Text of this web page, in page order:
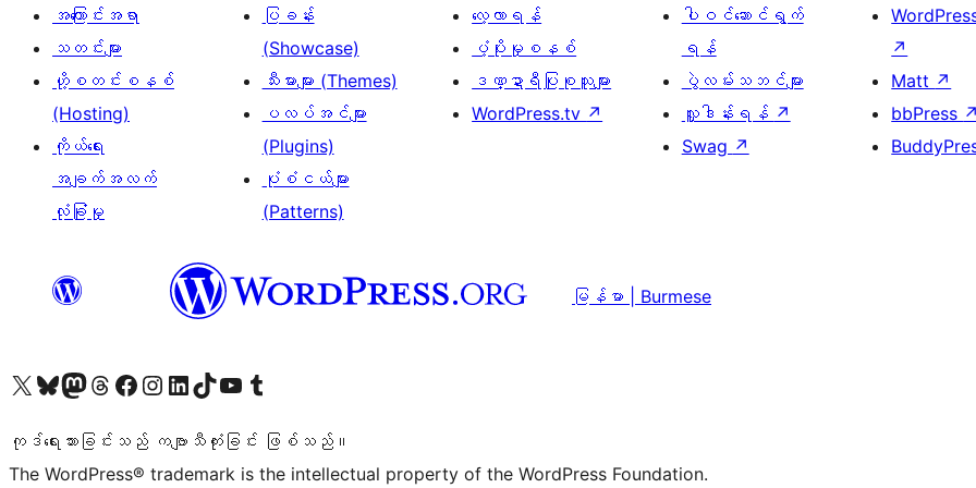
အကြောင်းအရာ
သတင်းများ
ဟို့စတင်းစနစ်
(Hosting)
ကိုယ်ရေး
အချက်အလက်
လုံခြုံမှု
ပြခန်း
(Showcase)
သီးမားများ (Themes)
ပလပ်အင်များ
(Plugins)
ပုံစံငယ်များ
(Patterns)
လေ့လာရန်
ပံ့ပိုးမှုစနစ်
ဒဏ္ဍာရီပြုစုသူများ
WordPress.tv ↗
ပါဝင်ဆောင်ရွက်
ရန်
ပွဲလမ်းသဘင်များ
လှူဒါန်းရန် ↗
Swag ↗
↗
Matt ↗
bbPress ↗
မြန်မာ | Burmese
ကျွန်ုပ်တို့၏ X (ယခင် Twitter) အကောင့်သို့ သွားရောက်ကြည့်ရှုပါကျွန်ုပ်တို့၏ Bluesky အကောင့်သို့ ဝင်ရောက်ကြည့်ရှုရန်
ကျွန်ုပ်တို့၏ Mastodon အကောင့်သို့ သွားရောက်ကြည့်ရှုပါကျွန်ုပ်တို့၏ Threads အကောင့်သို့ ဝင်ရောက်ကြည့်ရှုရန်
ကျွန်ုပ်တို့၏ Facebook စာမျက်နှာသို့ သွားရောက်ကြည့်ရှုပါကျွန်ုပ်တို့၏ Instagram အကောင့်သို့ သွားရောက်ကြည့်ရှုပါ ကျွန်ုပ်တို့၏ LinkedIn အကောင့်သို့ သွားရောက်ကြည့်ရှုပါကျွန်ုပ်တို့၏ TikTok အကောင့်သို့ ဝင်ရောက်ကြည့်ရှုရန်
ကျွန်ုပ်တို့၏ YouTube ချန်နယ်သို့ သွားရောက်ကြည့်ရှုပါ ကျွန်ုပ်တို့၏ Tumblr အကောင့်သို့ ဝင်ရောက်ကြည့်ရှုရန်
ကုဒ်ရေးသားခြင်းသည် ကဗျာသီကုံးခြင်း ဖြစ်သည်။
The WordPress® trademark is the intellectual property of the WordPress Foundation.